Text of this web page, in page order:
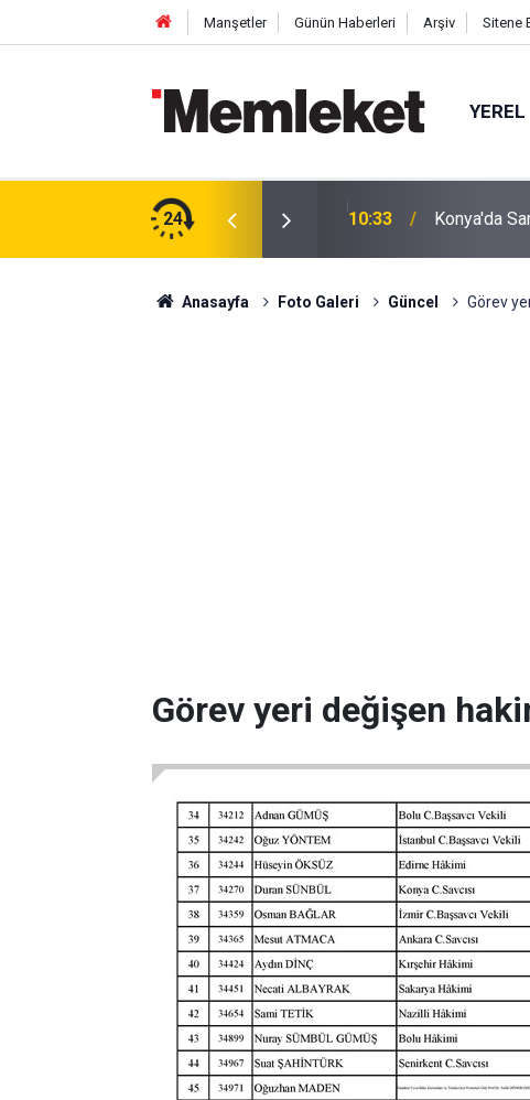
Manşetler Günün Haberleri Arşiv Sitene
YEREL
24
Ahbap'a en yüksek bağışı yapan ünlüler belli
10:33 Konya'da
Anasayfa Foto Galeri Güncel Görev
Görev yeri değişen